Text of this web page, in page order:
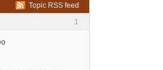
Topic RSS feed
1